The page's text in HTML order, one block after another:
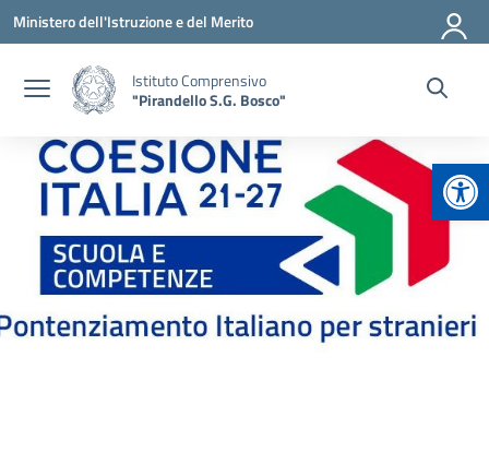
Vai ai contenuti
Vai al menu di navigazione
Vai al footer
Ministero dell'Istruzione e del Merito
Istituto Comprensivo
"Pirandello S.G. Bosco"